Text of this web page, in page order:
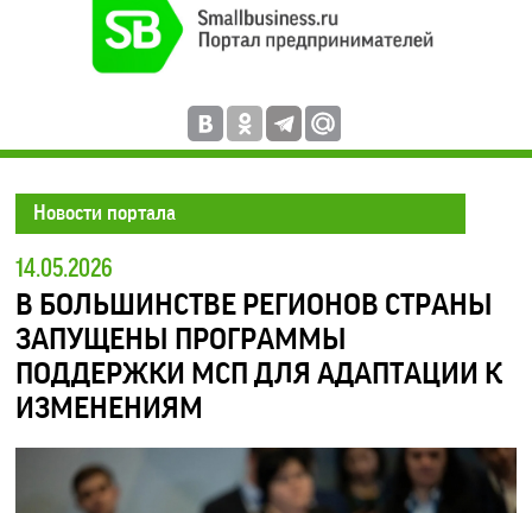
Новости портала
14.05.2026
В БОЛЬШИНСТВЕ РЕГИОНОВ СТРАНЫ
ЗАПУЩЕНЫ ПРОГРАММЫ
ПОДДЕРЖКИ МСП ДЛЯ АДАПТАЦИИ К
ИЗМЕНЕНИЯМ